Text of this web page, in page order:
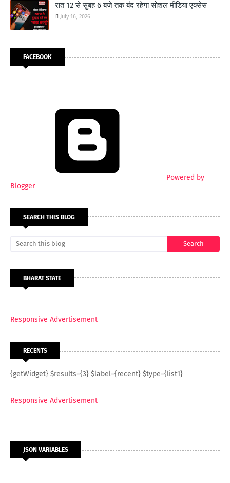
रात 12 से सुबह 6 बजे तक बंद रहेगा सोशल मीडिया एक्सेस
July 16, 2026
FACEBOOK
Powered by
Blogger
SEARCH THIS BLOG
BHARAT STATE
Responsive Advertisement
RECENTS
{getWidget} $results={3} $label={recent} $type={list1}
Responsive Advertisement
JSON VARIABLES